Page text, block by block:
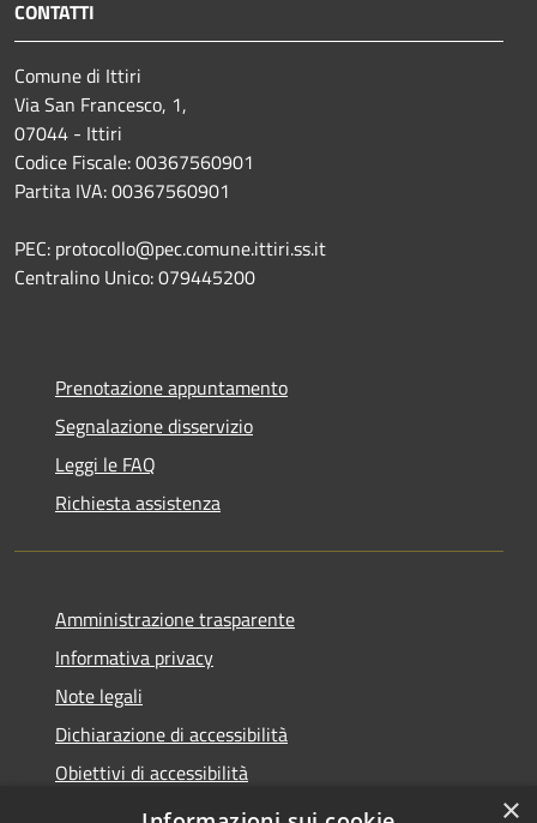
CONTATTI
Comune di Ittiri
Via San Francesco, 1,
07044 - Ittiri
Codice Fiscale: 00367560901
Partita IVA: 00367560901
PEC: protocollo@pec.comune.ittiri.ss.it
Centralino Unico: 079445200
Prenotazione appuntamento
Segnalazione disservizio
Leggi le FAQ
Richiesta assistenza
Amministrazione trasparente
Informativa privacy
Note legali
Dichiarazione di accessibilità
Obiettivi di accessibilità
Storico Deliberazioni
×